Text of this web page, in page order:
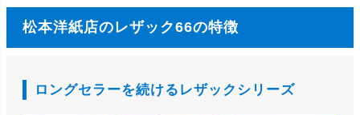
松本洋紙店のレザック66の特徴
ロングセラーを続けるレザックシリーズ